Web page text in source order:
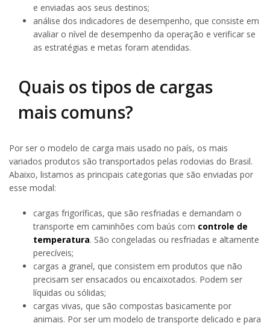
e enviadas aos seus destinos;
análise dos indicadores de desempenho, que consiste em
avaliar o nível de desempenho da operação e verificar se
as estratégias e metas foram atendidas.
Quais os tipos de cargas
mais comuns?
Por ser o modelo de carga mais usado no país, os mais
variados produtos são transportados pelas rodovias do Brasil.
Abaixo, listamos as principais categorias que são enviadas por
esse modal:
cargas frigoríficas, que são resfriadas e demandam o
transporte em caminhões com baús com controle de
temperatura. São congeladas ou resfriadas e altamente
perecíveis;
cargas a granel, que consistem em produtos que não
precisam ser ensacados ou encaixotados. Podem ser
líquidas ou sólidas;
cargas vivas, que são compostas basicamente por
animais. Por ser um modelo de transporte delicado e para